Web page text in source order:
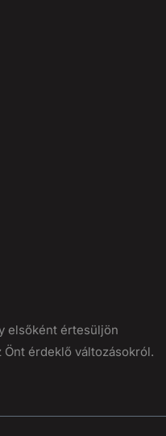
elsőként értesüljön
érdeklő változásokról.